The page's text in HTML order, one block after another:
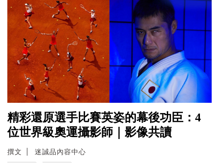
精彩還原選手比賽英姿的幕後功臣：4
位世界級奧運攝影師｜影像共讀
撰文 迷誠品內容中心